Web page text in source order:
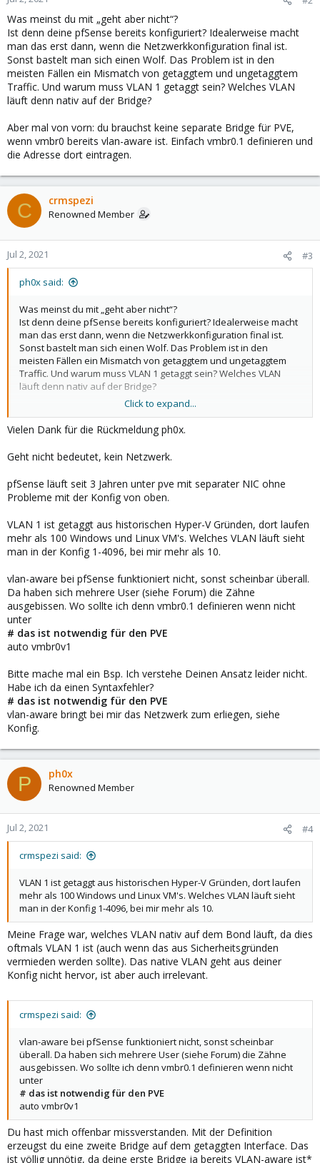
Was meinst du mit „geht aber nicht“?
Ist denn deine pfSense bereits konfiguriert? Idealerweise macht
man das erst dann, wenn die Netzwerkkonfiguration final ist.
Sonst bastelt man sich einen Wolf. Das Problem ist in den
meisten Fällen ein Mismatch von getaggtem und ungetaggtem
Traffic. Und warum muss VLAN 1 getaggt sein? Welches VLAN
läuft denn nativ auf der Bridge?
Aber mal von vorn: du brauchst keine separate Bridge für PVE,
wenn vmbr0 bereits vlan-aware ist. Einfach vmbr0.1 definieren und
die Adresse dort eintragen.
C crmspezi
Renowned Member
Jul 2, 2021 #3
ph0x said:
Was meinst du mit „geht aber nicht“?
Ist denn deine pfSense bereits konfiguriert? Idealerweise macht
man das erst dann, wenn die Netzwerkkonfiguration final ist.
Sonst bastelt man sich einen Wolf. Das Problem ist in den
meisten Fällen ein Mismatch von getaggtem und ungetaggtem
Traffic. Und warum muss VLAN 1 getaggt sein? Welches VLAN
läuft denn nativ auf der Bridge?
Aber mal von vorn: du brauchst keine separate Bridge für PVE,
wenn vmbr0 bereits vlan-aware ist. Einfach vmbr0.1 definieren
und die Adresse dort eintragen.
Click to expand...
Vielen Dank für die Rückmeldung ph0x.
Geht nicht bedeutet, kein Netzwerk.
pfSense läuft seit 3 Jahren unter pve mit separater NIC ohne
Probleme mit der Konfig von oben.
VLAN 1 ist getaggt aus historischen Hyper-V Gründen, dort laufen
mehr als 100 Windows und Linux VM's. Welches VLAN läuft sieht
man in der Konfig 1-4096, bei mir mehr als 10.
vlan-aware bei pfSense funktioniert nicht, sonst scheinbar überall.
Da haben sich mehrere User (siehe Forum) die Zähne
ausgebissen. Wo sollte ich denn vmbr0.1 definieren wenn nicht
unter
# das ist notwendig für den PVE
auto vmbr0v1
Bitte mache mal ein Bsp. Ich verstehe Deinen Ansatz leider nicht.
Habe ich da einen Syntaxfehler?
# das ist notwendig für den PVE
vlan-aware bringt bei mir das Netzwerk zum erliegen, siehe
Konfig.
P ph0x
Renowned Member
Jul 2, 2021 #4
crmspezi said:
VLAN 1 ist getaggt aus historischen Hyper-V Gründen, dort laufen
mehr als 100 Windows und Linux VM's. Welches VLAN läuft sieht
man in der Konfig 1-4096, bei mir mehr als 10.
Meine Frage war, welches VLAN nativ auf dem Bond läuft, da dies
oftmals VLAN 1 ist (auch wenn das aus Sicherheitsgründen
vermieden werden sollte). Das native VLAN geht aus deiner
Konfig nicht hervor, ist aber auch irrelevant.
crmspezi said:
vlan-aware bei pfSense funktioniert nicht, sonst scheinbar
überall. Da haben sich mehrere User (siehe Forum) die Zähne
ausgebissen. Wo sollte ich denn vmbr0.1 definieren wenn nicht
unter
# das ist notwendig für den PVE
auto vmbr0v1
Du hast mich offenbar missverstanden. Mit der Definition
erzeugst du eine zweite Bridge auf dem getaggten Interface. Das
ist völlig unnötig, da deine erste Bridge ja bereits VLAN-aware ist*